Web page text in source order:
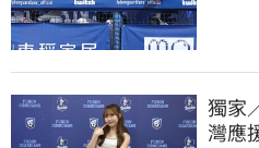
獨家
灣應